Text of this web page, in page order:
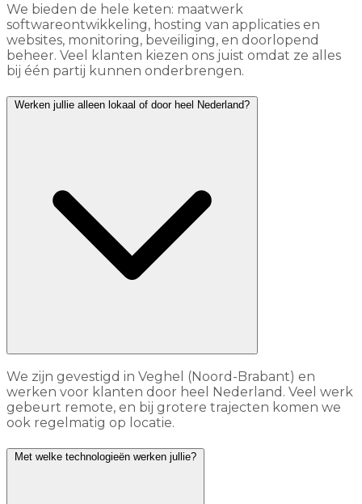
We bieden de hele keten: maatwerk
softwareontwikkeling, hosting van applicaties en
websites, monitoring, beveiliging, en doorlopend
beheer. Veel klanten kiezen ons juist omdat ze alles
bij één partij kunnen onderbrengen.
Werken jullie alleen lokaal of door heel Nederland?
We zijn gevestigd in Veghel (Noord-Brabant) en
werken voor klanten door heel Nederland. Veel werk
gebeurt remote, en bij grotere trajecten komen we
ook regelmatig op locatie.
Met welke technologieën werken jullie?